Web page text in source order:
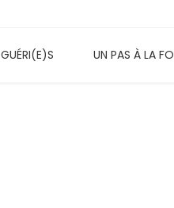
GUÉRI(E)S UN PAS À LA